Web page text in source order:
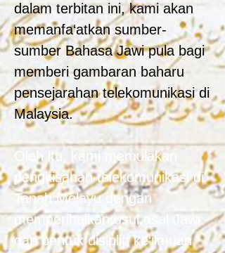
dalam terbitan ini, kami akan
memanfa‘atkan sumber-
sumber Bahasa Jawi pula bagi
memberi gambaran baharu
pensejarahan telekomunikasi di
Malaysia.
Oleh itu, kami memulakan
pengkisahantelekomunikasi di
Tanah Melayu dengan
memperihalkan usul asal Jawi
dan bentuk disiplin ke‘ilmuan